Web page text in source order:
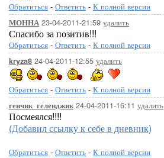
Обратиться - Ответить - К полной версии
МОННА 23-04-2011-21:59 удалить
Спасибо за позитив!!!
Обратиться - Ответить - К полной версии
kryza8 24-04-2011-12:55 удалить
Обратиться - Ответить - К полной версии
генчик_геленджик24-04-2011-16:11 удалить
Посмеялся!!!!
(Добавил ссылку к себе в дневник)
Обратиться - Ответить - К полной версии